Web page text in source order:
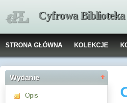
Cyfrowa Biblioteka
STRONA GŁÓWNA KOLEKCJE
Wydanie
Opis